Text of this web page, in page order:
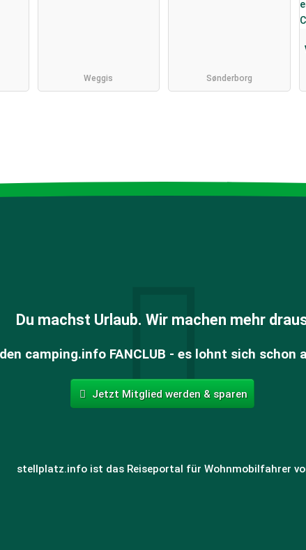
Weggis Sønderborg
Du machst Urlaub. Wir machen mehr
camping.info FANCLUB - es lohnt sich schon
Jetzt Mitglied werden & sparen
stellplatz.info ist das Reiseportal für Wohnmobilfahrer